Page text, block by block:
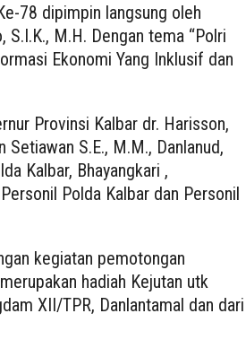
78 dipimpin langsung oleh
M.H. Dengan tema “Polri
Ekonomi Yang Inklusif dan
Provinsi Kalbar dr. Harisson,
S.E., M.M., Danlanud,
Kalbar, Bhayangkari ,
Polda Kalbar dan Personil
kegiatan pemotongan
hadiah Kejutan utk
XII/TPR, Danlantamal dan dari